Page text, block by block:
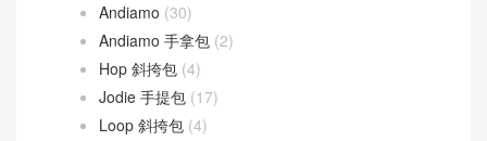
Andiamo (30)
Andiamo 手拿包 (2)
Hop 斜挎包 (4)
Jodie 手提包 (17)
Loop 斜挎包 (4)